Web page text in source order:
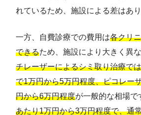
れているため、施設による差はあり
一方、自費診療での費用は各クリ
できるため、施設により大きく異な
チレーザーによるシミ取り治療で
で1万円から5万円程度、ピコレー
円から6万円程度が一般的な相場で
あたり1万円から3万円程度で、通